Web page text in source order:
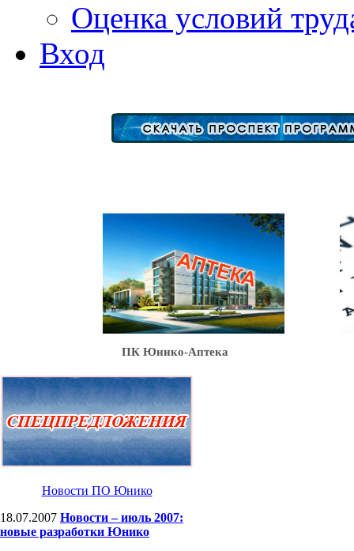
Оценка условий
Вход
ПК Юнико-Аптека
Новости ПО Юнико
18.07.2007 Новости – июль 2007:
новые разработки Юнико